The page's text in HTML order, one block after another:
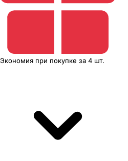
Экономия при покупке за 4 шт.